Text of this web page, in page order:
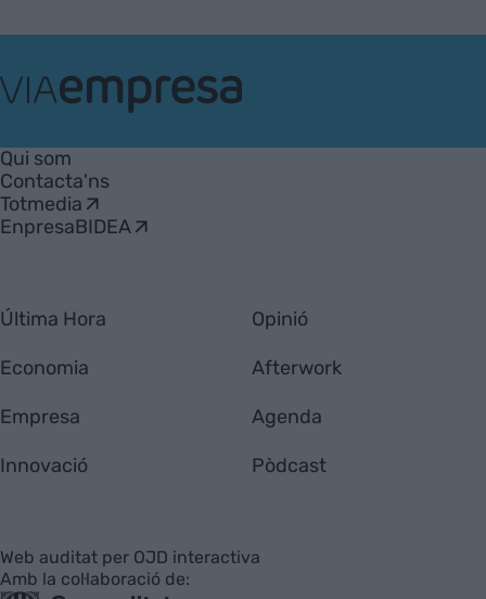
Empresa
Qui som
Contacta'ns
Totmedia
EnpresaBIDEA
Última Hora
Economia
Empresa
Innovació
Opinió
Afterwork
Agenda
Pòdcast
Web auditat per OJD interactiva
Amb la col·laboració de: